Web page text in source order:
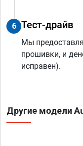
6 Тест-драйв
Мы
прошивки, и
исправен).
Другие модели